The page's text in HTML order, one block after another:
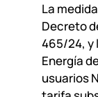
La
Decreto
465/24, y
Energía
usuarios